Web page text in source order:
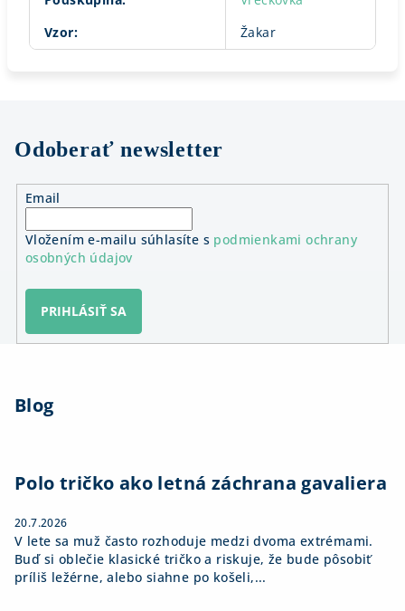
Vzor: Žakar
Odoberať newsletter
Email
Vložením e-mailu súhlasíte s podmienkami ochrany
osobných údajov
PRIHLÁSIŤ SA
Blog
Polo tričko ako letná záchrana gavaliera
20.7.2026
V lete sa muž často rozhoduje medzi dvoma extrémami.
Buď si oblečie klasické tričko a riskuje, že bude pôsobiť
príliš ležérne, alebo siahne po košeli,...